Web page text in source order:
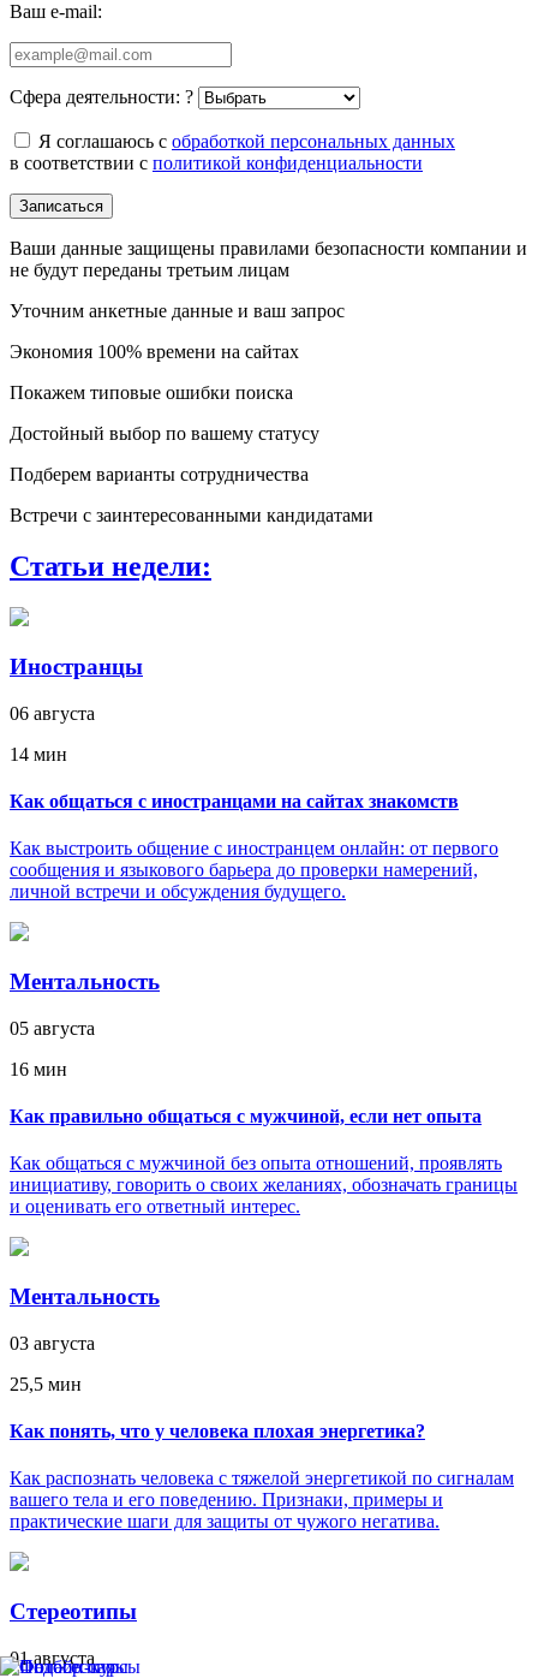
Ваш e-mail:
Сфера деятельности: ?
Я соглашаюсь с обработкой персональных данных
в соответствии с политикой конфиденциальности
Записаться
Ваши данные защищены правилами безопасности компании и
не будут переданы третьим лицам
Уточним анкетные данные и ваш запрос
Экономия 100% времени на сайтах
Покажем типовые ошибки поиска
Достойный выбор по вашему статусу
Подберем варианты сотрудничества
Встречи с заинтересованными кандидатами
Статьи недели:
Иностранцы
06 августа
14 мин
Как общаться с иностранцами на сайтах знакомств
Как выстроить общение с иностранцем онлайн: от первого
сообщения и языкового барьера до проверки намерений,
личной встречи и обсуждения будущего.
Ментальность
05 августа
16 мин
Как правильно общаться с мужчиной, если нет опыта
Как общаться с мужчиной без опыта отношений, проявлять
инициативу, говорить о своих желаниях, обозначать границы
и оценивать его ответный интерес.
Ментальность
03 августа
25,5 мин
Как понять, что у человека плохая энергетика?
Как распознать человека с тяжелой энергетикой по сигналам
вашего тела и его поведению. Признаки, примеры и
практические шаги для защиты от чужого негатива.
Стереотипы
01 августа